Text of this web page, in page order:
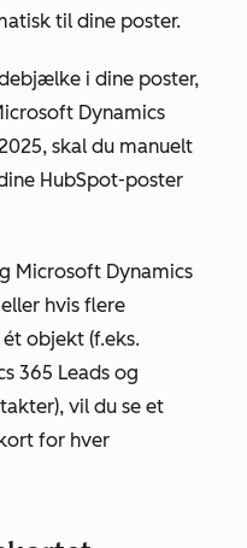
til dine poster.
i dine poster,
Dynamics
skal du manuelt
HubSpot-poster
Microsoft Dynamics
hvis flere
objekt (f.eks.
365 Leads og
vil du se et
for hver